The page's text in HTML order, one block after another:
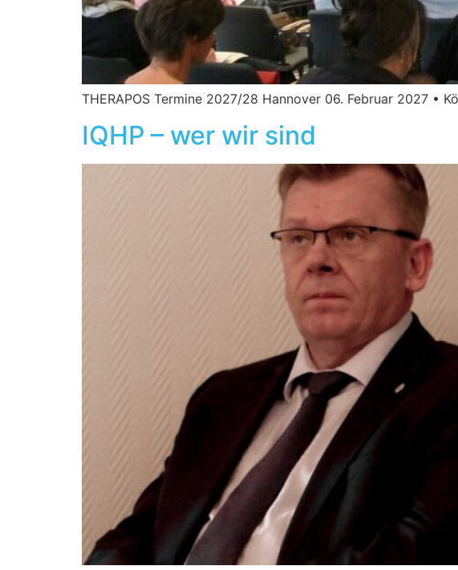
THERAPOS Termine 2027/28 Hannover 06. Februar 2027 •
IQHP – wer wir sind